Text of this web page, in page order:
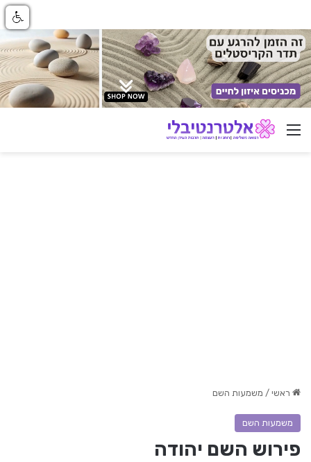
ניווט באתר
ראשי / משמעות השם
משמעות השם
פירוש השם יהודה